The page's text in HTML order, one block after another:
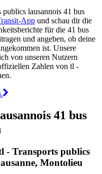
lausannois 41 bus
App und schau dir die
für die 41 bus
und angeben, ob deine
ist. Unsere
von unseren Nutzern
Zahlen von tl -
41 bus
- Transports publics
Montolieu